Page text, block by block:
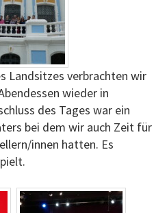
Landsitzes verbrachten wir
wieder in
des Tages war ein
bei dem wir auch Zeit für
innen hatten. Es